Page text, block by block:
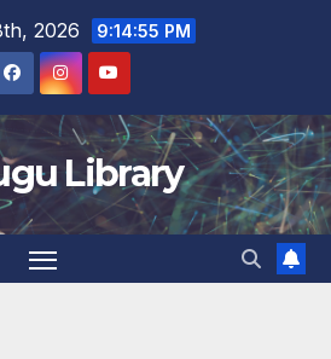
2026 9:14:56 PM
Library